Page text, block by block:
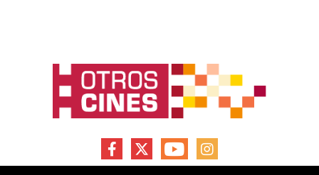
FACEBOOKYOUTUBEINSTAGRAM